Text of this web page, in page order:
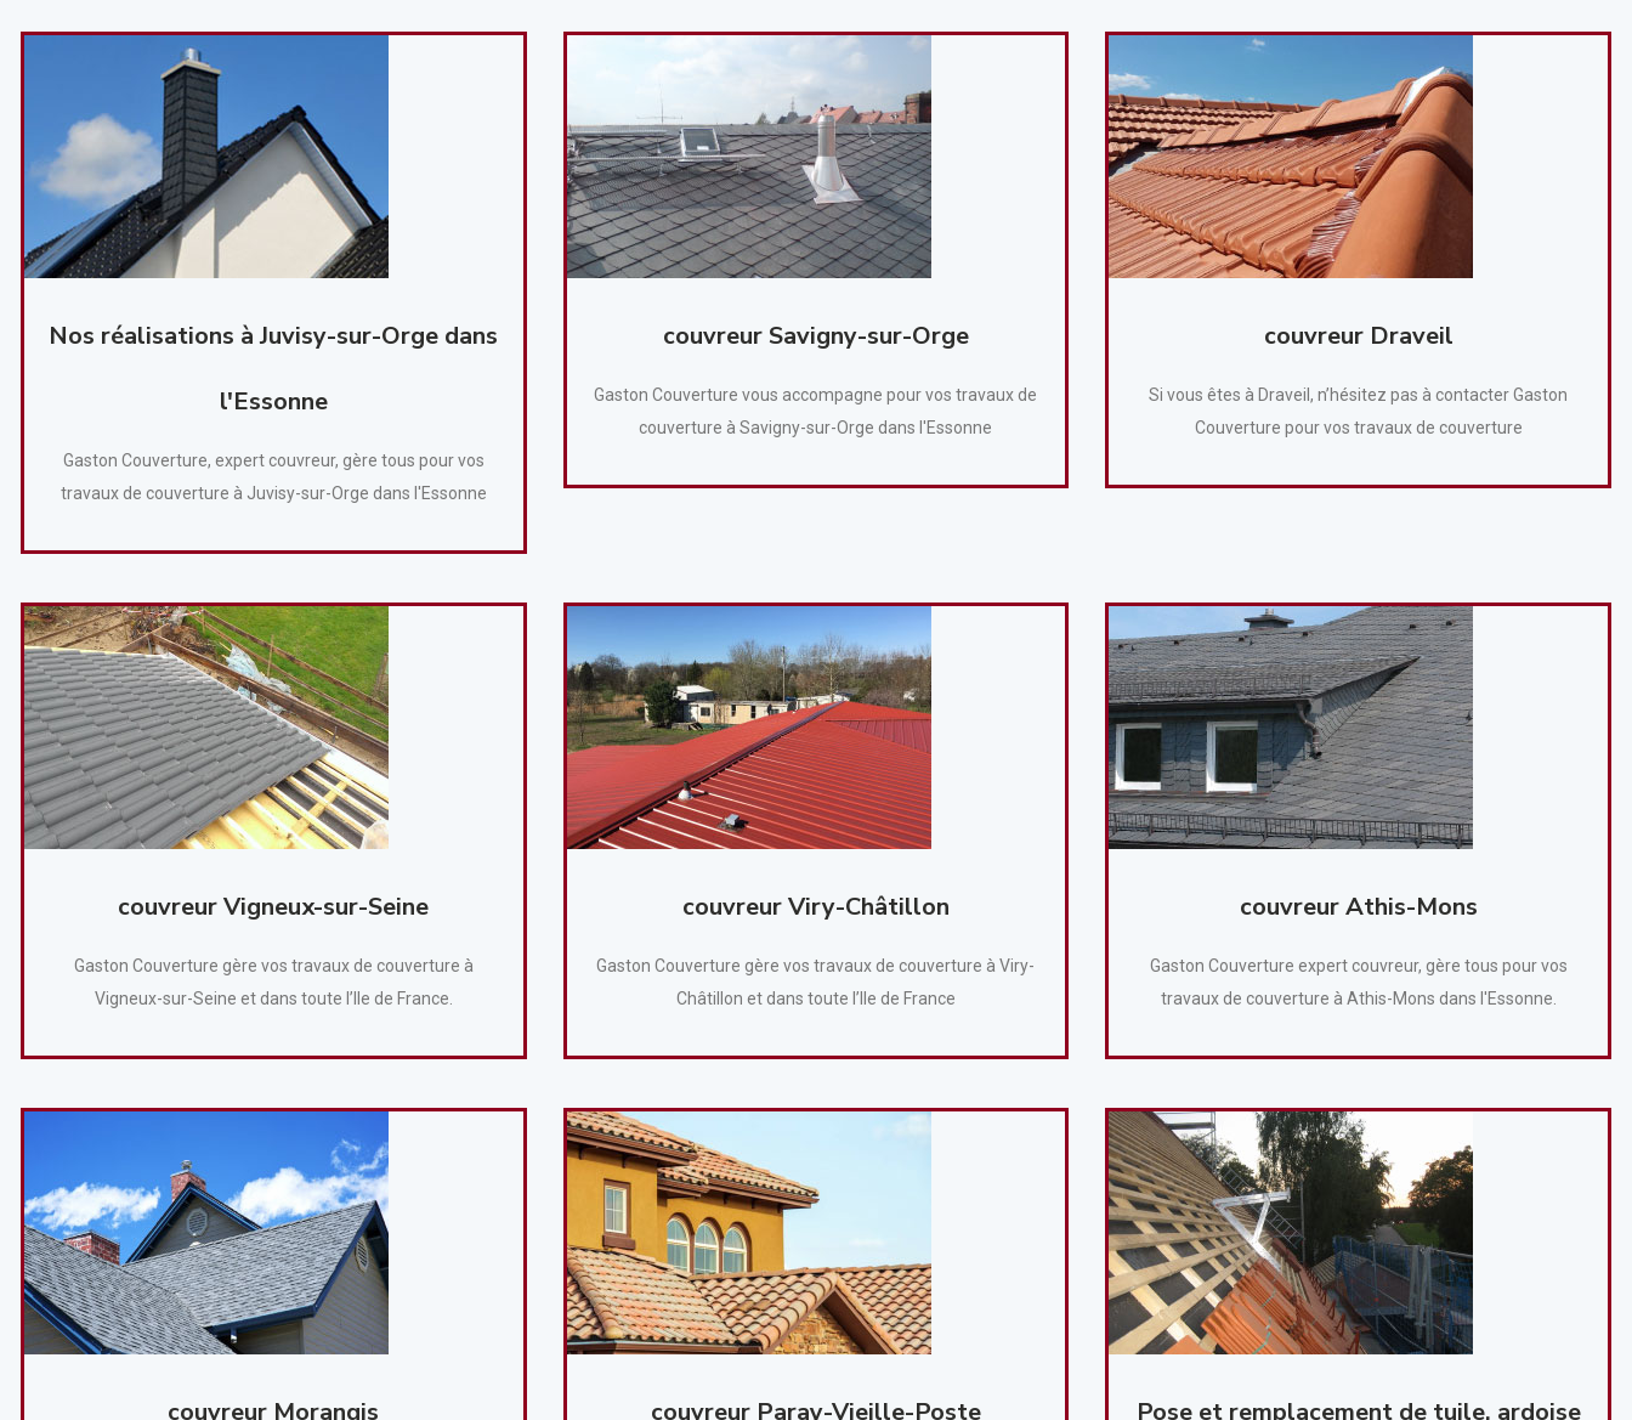
Nos réalisations à Juvisy-sur-Orge dans
l'Essonne
Gaston Couverture, expert couvreur, gère tous pour vos
travaux de couverture à Juvisy-sur-Orge dans l'Essonne
couvreur Savigny-sur-Orge
Gaston Couverture vous accompagne pour vos travaux de
couverture à Savigny-sur-Orge dans l'Essonne
couvreur Draveil
Si vous êtes à Draveil, n’hésitez pas à contacter Gaston
Couverture pour vos travaux de couverture
couvreur Vigneux-sur-Seine
Gaston Couverture gère vos travaux de couverture à
Vigneux-sur-Seine et dans toute l’Ile de France.
couvreur Viry-Châtillon
Gaston Couverture gère vos travaux de couverture à Viry-
Châtillon et dans toute l’Ile de France
couvreur Athis-Mons
Gaston Couverture expert couvreur, gère tous pour vos
travaux de couverture à Athis-Mons dans l'Essonne.
couvreur Morangis couvreur Paray-Vieille-Poste Pose et remplacement de tuile, ardoise